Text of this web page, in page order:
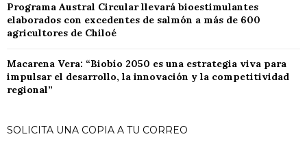
Programa Austral Circular llevará bioestimulantes
elaborados con excedentes de salmón a más de 600
agricultores de Chiloé
Macarena Vera: “Biobío 2050 es una estrategia viva para
impulsar el desarrollo, la innovación y la competitividad
regional”
SOLICITA UNA COPIA A TU CORREO